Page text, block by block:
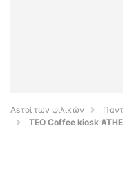
Αετοί των ψιλικών
TEO Coffee kiosk